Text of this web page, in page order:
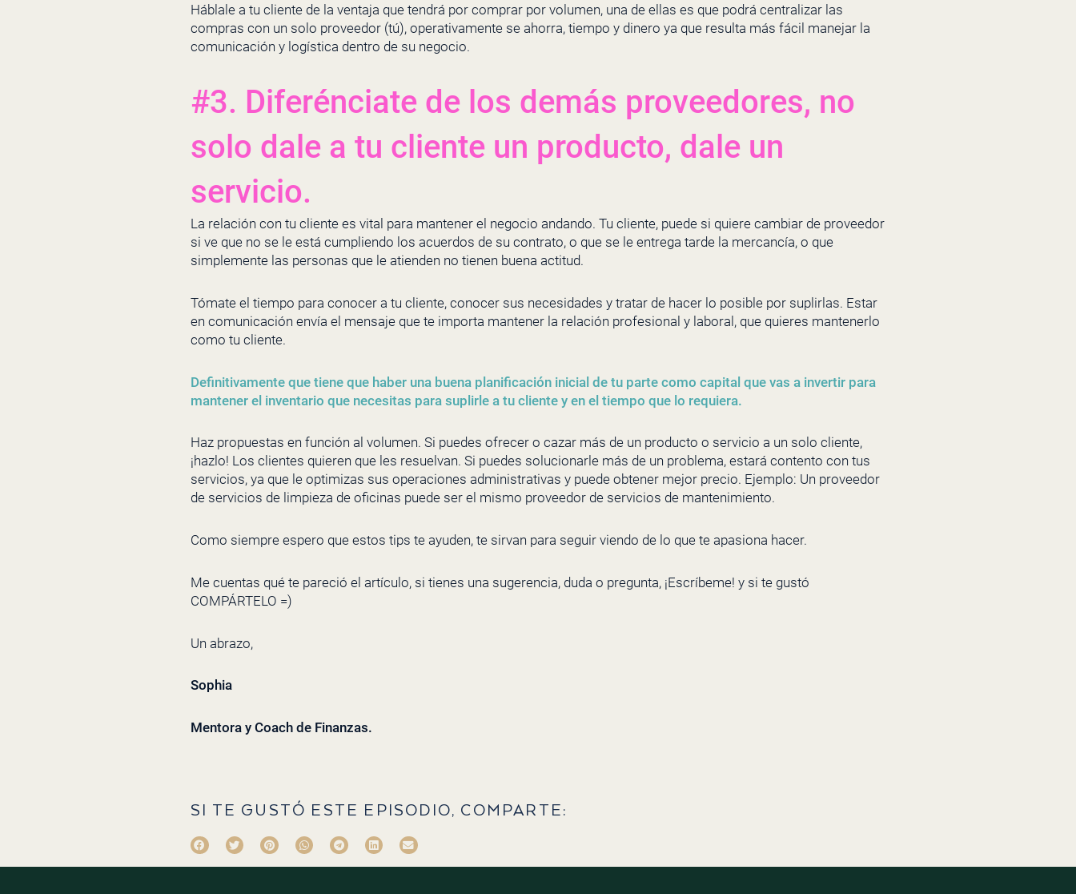
Háblale a tu cliente de la ventaja que tendrá por comprar por volumen, una de ellas es que podrá centralizar las
compras con un solo proveedor (tú), operativamente se ahorra, tiempo y dinero ya que resulta más fácil manejar la
comunicación y logística dentro de su negocio.
#3. Diferénciate de los demás proveedores, no
solo dale a tu cliente un producto, dale un
servicio.
La relación con tu cliente es vital para mantener el negocio andando. Tu cliente, puede si quiere cambiar de proveedor
si ve que no se le está cumpliendo los acuerdos de su contrato, o que se le entrega tarde la mercancía, o que
simplemente las personas que le atienden no tienen buena actitud.
Tómate el tiempo para conocer a tu cliente, conocer sus necesidades y tratar de hacer lo posible por suplirlas. Estar
en comunicación envía el mensaje que te importa mantener la relación profesional y laboral, que quieres mantenerlo
como tu cliente.
Definitivamente que tiene que haber una buena planificación inicial de tu parte como capital que vas a invertir para
mantener el inventario que necesitas para suplirle a tu cliente y en el tiempo que lo requiera.
Haz propuestas en función al volumen. Si puedes ofrecer o cazar más de un producto o servicio a un solo cliente,
¡hazlo! Los clientes quieren que les resuelvan. Si puedes solucionarle más de un problema, estará contento con tus
servicios, ya que le optimizas sus operaciones administrativas y puede obtener mejor precio. Ejemplo: Un proveedor
de servicios de limpieza de oficinas puede ser el mismo proveedor de servicios de mantenimiento.
Como siempre espero que estos tips te ayuden, te sirvan para seguir viendo de lo que te apasiona hacer.
Me cuentas qué te pareció el artículo, si tienes una sugerencia, duda o pregunta, ¡Escríbeme! y si te gustó
COMPÁRTELO =)
Un abrazo,
Sophia
Mentora y Coach de Finanzas.
SI TE GUSTÓ ESTE EPISODIO, COMPARTE: